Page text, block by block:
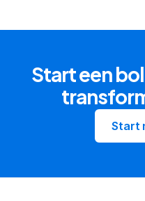
Start een
Start